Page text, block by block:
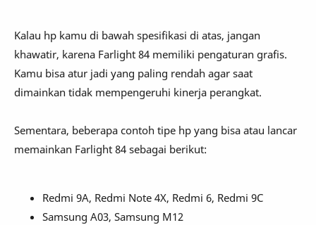
Kalau hp kamu di bawah spesifikasi di atas, jangan
khawatir, karena Farlight 84 memiliki pengaturan grafis.
Kamu bisa atur jadi yang paling rendah agar saat
dimainkan tidak mempengeruhi kinerja perangkat.
Sementara, beberapa contoh tipe hp yang bisa atau lancar
memainkan Farlight 84 sebagai berikut:
Redmi 9A, Redmi Note 4X, Redmi 6, Redmi 9C
Samsung A03, Samsung M12